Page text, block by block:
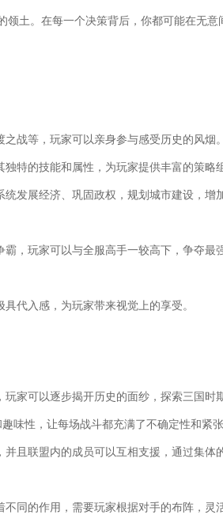
土。在每一个决策背后，你都可能在无意
战等，玩家可以亲身参与感受历史的风烟。
特的技能和属性，为玩家提供丰富的策略
发展经济、巩固政权，规划城市建设，增
，玩家可以与全服高手一较高下，争夺最
代入感，为玩家带来视觉上的享受。
家可以逐步揭开历史的面纱，探索三国时
味性，让每场战斗都充满了不确定性和紧张
且联盟内的成员可以互相支援，通过集体
同的作用，需要玩家根据对手的布阵，灵